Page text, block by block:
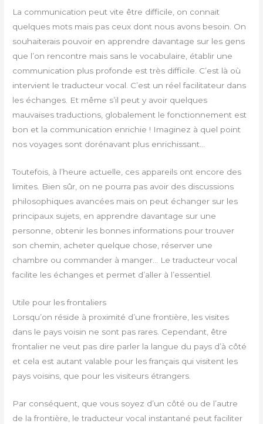
La communication peut vite être difficile, on connait
quelques mots mais pas ceux dont nous avons besoin. On
souhaiterais pouvoir en apprendre davantage sur les gens
que l’on rencontre mais sans le vocabulaire, établir une
communication plus profonde est très difficile. C’est là où
intervient le traducteur vocal. C’est un réel facilitateur dans
les échanges. Et même s’il peut y avoir quelques
mauvaises traductions, globalement le fonctionnement est
bon et la communication enrichie ! Imaginez à quel point
nos voyages sont dorénavant plus enrichissant…
Toutefois, à l’heure actuelle, ces appareils ont encore des
limites. Bien sûr, on ne pourra pas avoir des discussions
philosophiques avancées mais on peut échanger sur les
principaux sujets, en apprendre davantage sur une
personne, obtenir les bonnes informations pour trouver
son chemin, acheter quelque chose, réserver une
chambre ou commander à manger… Le traducteur vocal
facilite les échanges et permet d’aller à l’essentiel.
Utile pour les frontaliers
Lorsqu’on réside à proximité d’une frontière, les visites
dans le pays voisin ne sont pas rares. Cependant, être
frontalier ne veut pas dire parler la langue du pays d’à côté
et cela est autant valable pour les français qui visitent les
pays voisins, que pour les visiteurs étrangers.
Par conséquent, que vous soyez d’un côté ou de l’autre
de la frontière, le traducteur vocal instantané peut faciliter